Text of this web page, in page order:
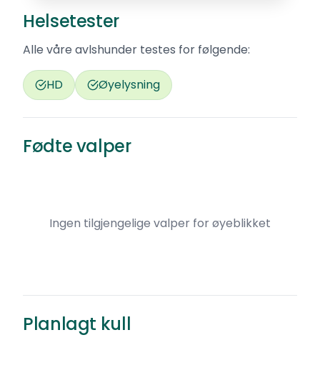
Helsetester
Alle våre avlshunder testes for følgende:
HD Øyelysning
Fødte valper
Ingen tilgjengelige valper for øyeblikket
Planlagt kull